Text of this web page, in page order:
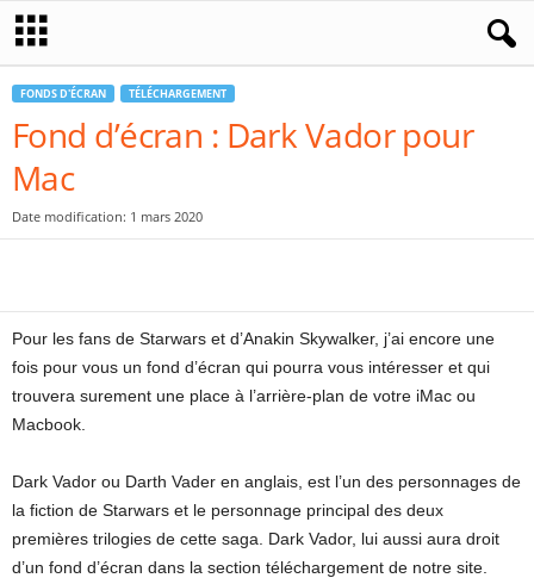
FONDS D'ÉCRAN TÉLÉCHARGEMENT
Fond d’écran : Dark Vador pour
Mac
Date modification: 1 mars 2020
Pour les fans de Starwars et d’Anakin Skywalker, j’ai encore une
fois pour vous un fond d’écran qui pourra vous intéresser et qui
trouvera surement une place à l’arrière-plan de votre iMac ou
Macbook.
Dark Vador ou Darth Vader en anglais, est l’un des personnages de
la fiction de Starwars et le personnage principal des deux
premières trilogies de cette saga. Dark Vador, lui aussi aura droit
d’un fond d’écran dans la section téléchargement de notre site.